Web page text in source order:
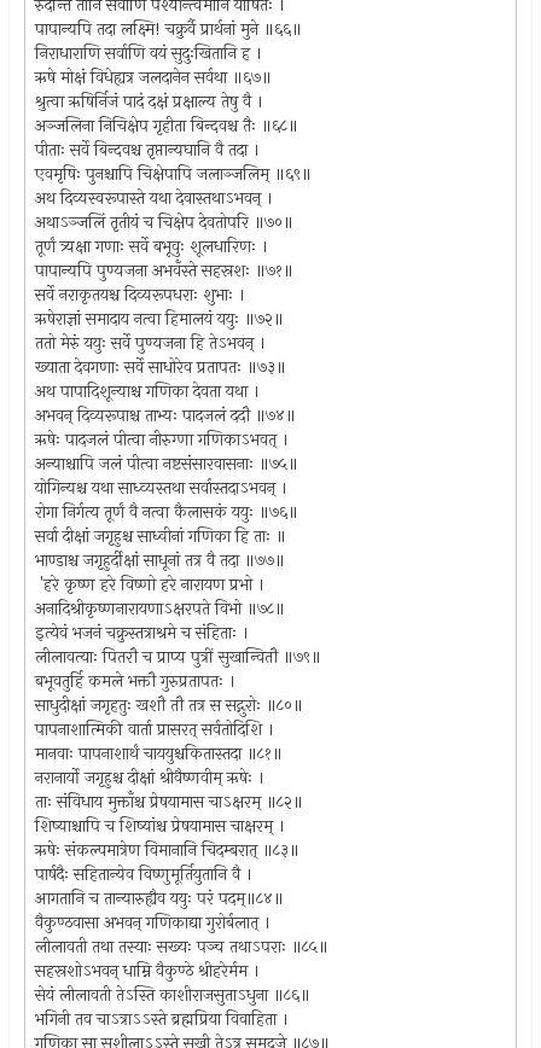
पापान्यपि तदा लक्ष्मि! चक्रुर्वै प्रार्थनां मुने ॥६६॥
निराधाराणि सर्वाणि वयं सुदुःखितानि ह ।
ऋषे मोक्षं विधेह्यत्र जलदानेन सर्वथा ॥६७॥
श्रुत्वा ऋषिर्निजं पादं दक्षं प्रक्षाल्य तेषु वै ।
अञ्जलिना निचिक्षेप गृहीता बिन्दवश्च तैः ॥६८॥
पीताः सर्वे बिन्दवश्च तृप्तान्यघानि वै तदा ।
एवमृषिः पुनश्चापि चिक्षेपापि जलाञ्जलिम् ॥६९॥
अथ दिव्यस्वरूपास्ते यथा देवास्तथाऽभवन् ।
अथाऽञ्जलिं तृतीयं च चिक्षेप देवतोपरि ॥७०॥
तूर्णं त्र्यक्षा गणाः सर्वे बभूवुः शूलधारिणः ।
पापान्यपि पुण्यजना अभवँस्ते सहस्रशः ॥७१॥
सर्वे नराकृतयश्च दिव्यरूपधराः शुभाः ।
ऋषेराज्ञां समादाय नत्वा हिमालयं ययुः ॥७२॥
ततो मेरुं ययुः सर्वे पुण्यजना हि तेऽभवन् ।
ख्याता देवगणाः सर्वे साधोरेव प्रतापतः ॥७३॥
अथ पापादिशून्याश्च गणिका देवता यथा ।
अभवन् दिव्यरूपाश्च ताभ्यः पादजलं ददौ ॥७४॥
ऋषेः पादजलं पीत्वा नीरुग्णा गणिकाऽभवत् ।
अन्याश्चापि जलं पीत्वा नष्टसंसारवासनाः ॥७५॥
योगिन्यश्च यथा साध्व्यस्तथा सर्वास्तदाऽभवन् ।
रोगा निर्गत्य तूर्णं वै नत्वा कैलासकं ययुः ॥७६॥
सर्वा दीक्षां जगृहुश्च साध्वीनां गणिका हि ताः ॥
भाण्डाश्च जगृहुर्दीक्षां साधूनां तत्र वै तदा ॥७७॥
'हरे कृष्ण हरे विष्णो हरे नारायण प्रभो ।
अनादिश्रीकृष्णनारायणाऽक्षरपते विभो ॥७८॥
इत्येवं भजनं चक्रुस्तत्राश्रमे च संहिताः ।
लीलावत्याः पितरौ च प्राप्य पुत्रीं सुखान्वितौ ॥७९॥
बभूवतुर्हि कमले भक्तौ गुरुप्रतापतः ।
साधुदीक्षां जगृहतुः खशौ तौ तत्र स सद्गुरोः ॥८०॥
पापनाशात्मिकी वार्ता प्रासरत् सर्वतोदिशि ।
मानवाः पापनाशार्थं चाययुश्चकितास्तदा ॥८१॥
नरानार्यो जगृहुश्च दीक्षां श्रीवैष्णवीम् ऋषेः ।
ताः संविधाय मुक्ताँश्च प्रेषयामास चाऽक्षरम् ॥८२॥
शिष्याश्चापि च शिष्यांश्च प्रेषयामास चाक्षरम् ।
ऋषेः संकल्पमात्रेण विमानानि चिदम्बरात् ॥८३॥
पार्षदैः सहितान्येव विष्णुमूर्तियुतानि वै ।
आगतानि च तान्यारुह्यैव ययुः परं पदम्॥८४॥
वैकुण्ठवासा अभवन् गणिकाद्या गुरोर्बलात् ।
लीलावती तथा तस्याः सख्यः पञ्च तथाऽपराः ॥८५॥
सहस्रशोऽभवन् धाम्नि वैकुण्ठे श्रीहरेर्मम ।
सेयं लीलावती तेऽस्ति काशीराजसुताऽधुना ॥८६॥
भगिनी तव चाऽत्राऽऽस्ते ब्रह्मप्रिया विवाहिता ।